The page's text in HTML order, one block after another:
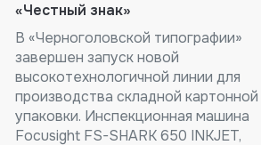
«Честный знак»
В «Черноголовской типографии»
завершен запуск новой
высокотехнологичной линии для
производства складной картонной
упаковки. Инспекционная машина
Focusight FS-SHARK 650 INKJET,